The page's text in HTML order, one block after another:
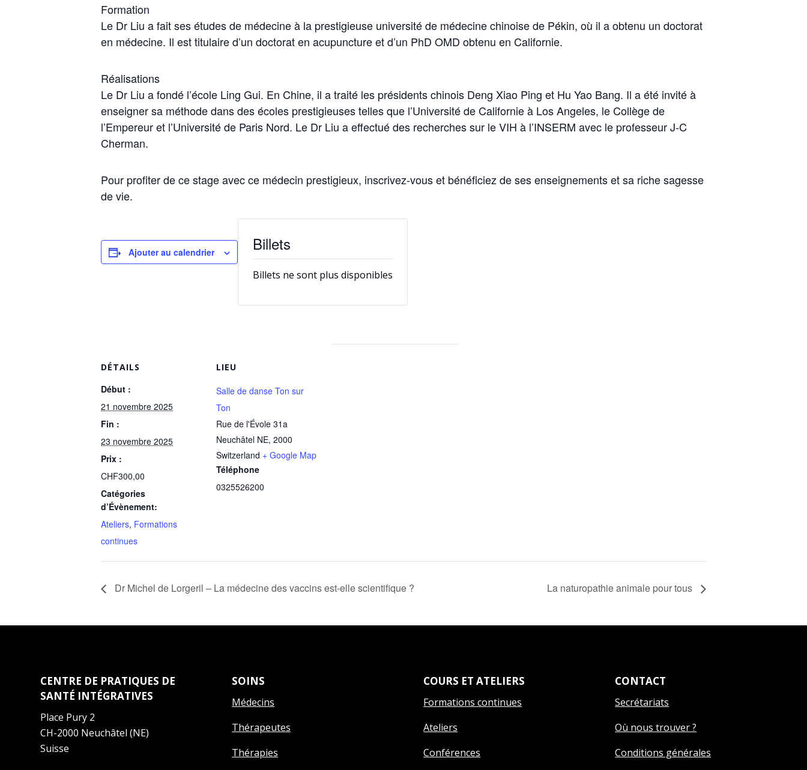
Formation
Le Dr Liu a fait ses études de médecine à la prestigieuse université de médecine chinoise de Pékin, où il a obtenu un doctorat
en médecine. Il est titulaire d’un doctorat en acupuncture et d’un PhD OMD obtenu en Californie.
Réalisations
Le Dr Liu a fondé l’école Ling Gui. En Chine, il a traité les présidents chinois Deng Xiao Ping et Hu Yao Bang. Il a été invité à
enseigner sa méthode dans des écoles prestigieuses telles que l’Université de Californie à Los Angeles, le Collège de
l’Empereur et l’Université de Paris Nord. Le Dr Liu a effectué des recherches sur le VIH à l’INSERM avec le professeur J-C
Cherman.
Pour profiter de ce stage avec ce médecin prestigieux, inscrivez-vous et bénéficiez de ses enseignements et sa riche sagesse
de vie.
Ajouter au calendrier
DÉTAILS
Début :
21 novembre 2025
Fin :
23 novembre 2025
Prix :
CHF300,00
Catégories
d’Évènement:
Ateliers, Formations
continues
LIEU
Salle de danse Ton sur
Ton
Rue de l'Évole 31a
Neuchâtel NE, 2000
Switzerland + Google Map
Téléphone
0325526200
Billets
Billets ne sont plus disponibles
Dr Michel de Lorgeril – La médecine des vaccins est-elle scientifique ? La naturopathie animale pour tous
CENTRE DE PRATIQUES DE
SANTÉ INTÉGRATIVES
Place Pury 2
CH-2000 Neuchâtel (NE)
Suisse
SOINS
Médecins
Thérapeutes
Thérapies
COURS ET ATELIERS
Formations continues
Ateliers
Conférences
CONTACT
Secrétariats
Où nous trouver ?
Conditions générales